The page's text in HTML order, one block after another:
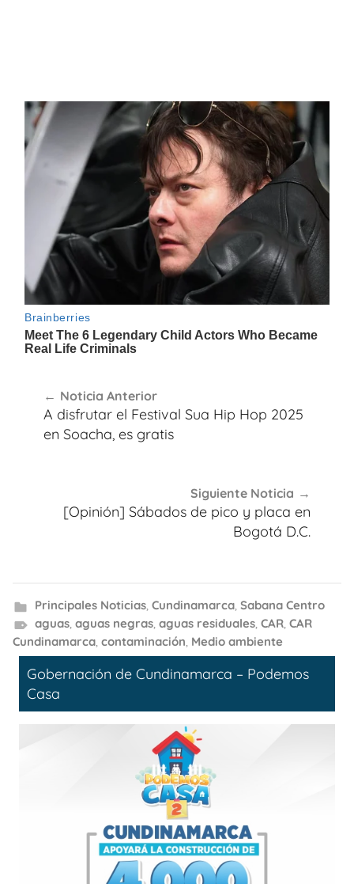
de
entradas
Noticia Anterior
A disfrutar el Festival Sua Hip Hop 2025
en Soacha, es gratis
Siguiente Noticia
[Opinión] Sábados de pico y placa en
Bogotá D.C.
Principales Noticias, Cundinamarca, Sabana Centro
aguas, aguas negras, aguas residuales, CAR, CAR
Cundinamarca, contaminación, Medio ambiente
Gobernación de Cundinamarca – Podemos
Casa